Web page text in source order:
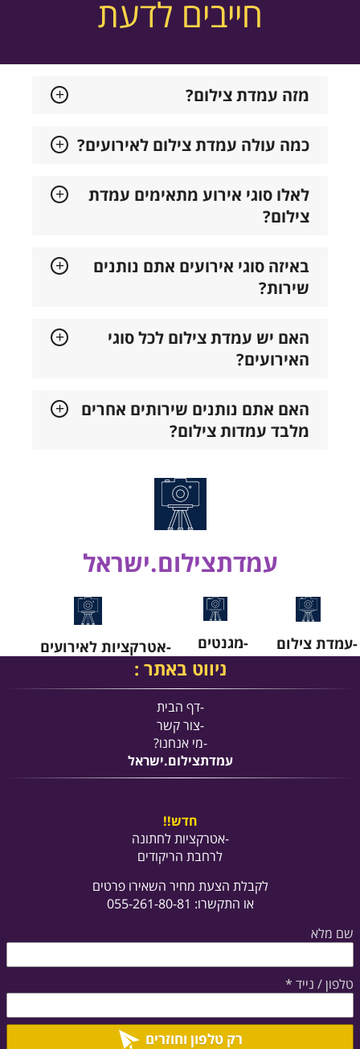
חייבים לדעת
מזה עמדת צילום?
כמה עולה עמדת צילום לאירועים?
לאלו סוגי אירוע מתאימים עמדת
צילום?
באיזה סוגי אירועים אתם נותנים
שירות?
האם יש עמדת צילום לכל סוגי
האירועים?
האם אתם נותנים שירותים אחרים
מלבד עמדות צילום?
עמדתצילום.ישראל
-עמדת צילום -מגנטים -אטרקציות לאירועים
ניווט באתר :
-דף הבית
-צור קשר
-מי אנחנו?
עמדתצילום.ישראל
חדש!!
-אטרקציות לחתונה
לרחבת הריקודים
לקבלת הצעת מחיר השאירו פרטים
או התקשרו: 055-261-80-81
שם מלא
טלפון / נייד *
רק טלפון וחוזרים